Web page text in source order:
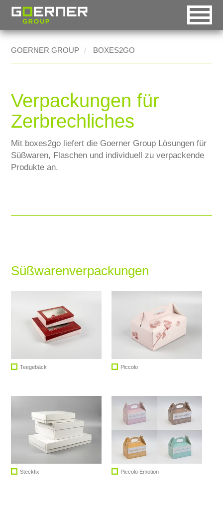
Inhalt [2]
Sitemap [4]
Handheld-Version
Mobile-Version
Accessible-Version
Goerner Formpack
Goerner Bionics
DE EN RO
UNTERNEHMEN
HISTORY
Technische Industrie
CSR
KONTAKT
GOERNER GROUP BOXES2GO
Verpackungen für
Zerbrechliches
Mit boxes2go liefert die Goerner Group Lösungen für
Süßwaren, Flaschen und individuell zu verpackende
Produkte an.
Süßwarenverpackungen
Teegebäck Piccolo
Steckfix Piccolo Emotion